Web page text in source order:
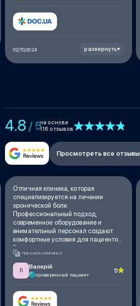
02/10/2024 развернуть
4.8 / 5на основе
116 отзывов
Просмотреть все отзывы
Отличная клиника, которая
специализируется на лечении
хронической боли.
Профессиональный подход,
современное оборудование и
внимательный персонал создают
комфортные условия для пациентов.
Результаты лечения превзошли
ожидания – боль значительно
уменьшилась, и качество жизни
улучшилось. Рекомендую всем, кто
с болью.
ПОКАЗАТЬ ОРИГИНАЛ
В
Валерій
проверенный пациент
5